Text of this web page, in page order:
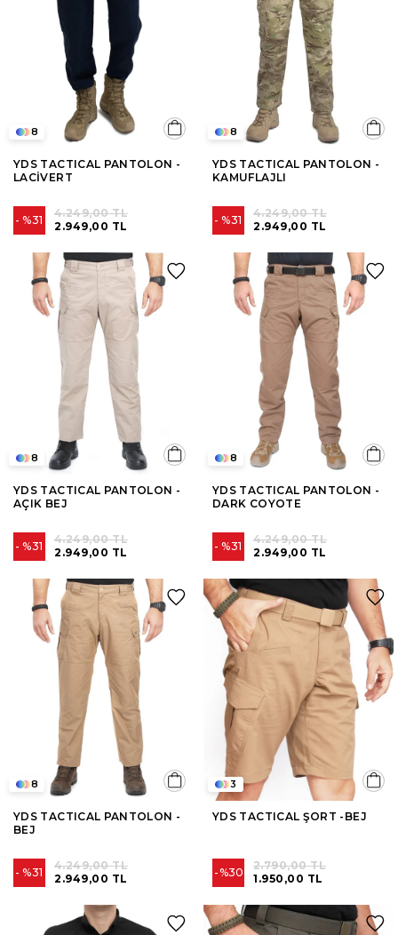
YDS TACTICAL PANTOLON -
LACİVERT
%31 2.949,00 TL
4.249,00 TL
8
YDS TACTICAL PANTOLON -
KAMUFLAJLI
%31 2.949,00 TL
4.249,00 TL
8
YDS TACTICAL PANTOLON -
AÇIK BEJ
%31 2.949,00 TL
4.249,00 TL
8
YDS TACTICAL PANTOLON -
DARK COYOTE
%31 2.949,00 TL
4.249,00 TL
8
YDS TACTICAL PANTOLON -
BEJ
%31 2.949,00 TL
4.249,00 TL
8
YDS TACTICAL ŞORT -BEJ
%30 1.950,00 TL
2.790,00 TL
3